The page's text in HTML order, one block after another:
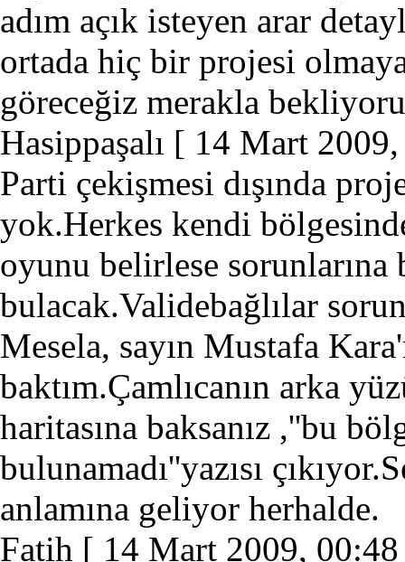
adım açık isteyen arar
ortada hiç bir projesi
göreceğiz merakla
Hasippaşalı [ 14 Mart
Parti çekişmesi dışında
yok.Herkes kendi
oyunu belirlese sorunlarına
bulacak.Validebağlılar
Mesela, sayın Mustafa
baktım.Çamlıcanın arka
haritasına baksanız ,''bu
bulunamadı''yazısı
anlamına geliyor herhalde.
Fatih [ 14 Mart 2009,